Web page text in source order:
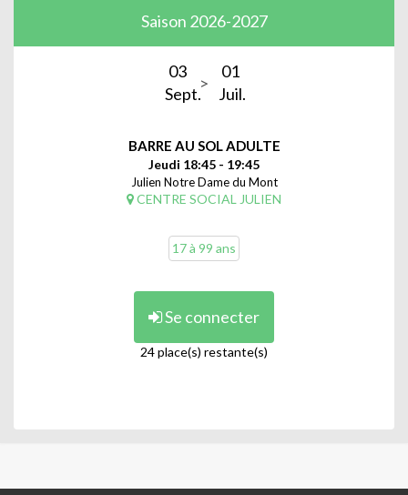
Saison 2026-2027
03
Sept.
01
Juil.
BARRE AU SOL ADULTE
Jeudi 18:45 - 19:45
Julien Notre Dame du Mont
CENTRE SOCIAL JULIEN
17 à 99 ans
Se connecter
24 place(s) restante(s)